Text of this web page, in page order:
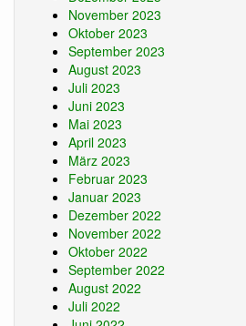
November 2023
Oktober 2023
September 2023
August 2023
Juli 2023
Juni 2023
Mai 2023
April 2023
März 2023
Februar 2023
Januar 2023
Dezember 2022
November 2022
Oktober 2022
September 2022
August 2022
Juli 2022